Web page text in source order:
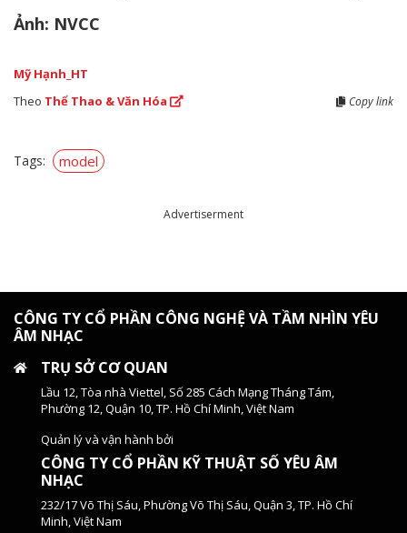
Ảnh: NVCC
Mỹ Hạnh_HT
Theo Thể Thao & Văn Hóa Copy link
Tags: model
Advertiserment
CÔNG TY CỔ PHẦN CÔNG NGHỆ VÀ TẦM NHÌN YÊU
ÂM NHẠC
TRỤ SỞ CƠ QUAN
Lầu 12, Tòa nhà Viettel, Số 285 Cách Mạng Tháng Tám,
Phường 12, Quận 10, TP. Hồ Chí Minh, Việt Nam
Quản lý và vận hành bởi
CÔNG TY CỔ PHẦN KỸ THUẬT SỐ YÊU ÂM
NHẠC
232/17 Võ Thị Sáu, Phường Võ Thị Sáu, Quận 3, TP. Hồ Chí
Minh, Việt Nam